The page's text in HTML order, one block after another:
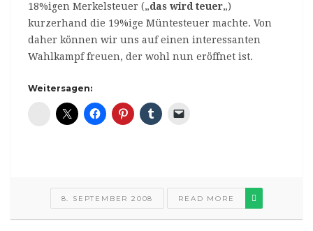
18%igen Merkelsteuer („das wird teuer„)
kurzerhand die 19%ige Müntesteuer machte. Von
daher können wir uns auf einen interessanten
Wahlkampf freuen, der wohl nun eröffnet ist.
Weitersagen:
Diaspora*
8. SEPTEMBER 2008 READ MORE